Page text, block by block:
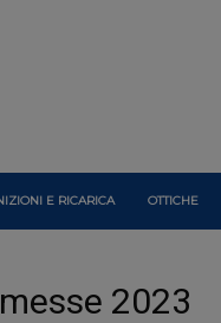
E RICARICA OTTICHE
2023